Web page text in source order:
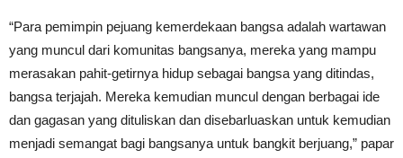
“Para pemimpin pejuang kemerdekaan bangsa adalah wartawan
yang muncul dari komunitas bangsanya, mereka yang mampu
merasakan pahit-getirnya hidup sebagai bangsa yang ditindas,
bangsa terjajah. Mereka kemudian muncul dengan berbagai ide
dan gagasan yang dituliskan dan disebarluaskan untuk kemudian
menjadi semangat bagi bangsanya untuk bangkit berjuang,” papar